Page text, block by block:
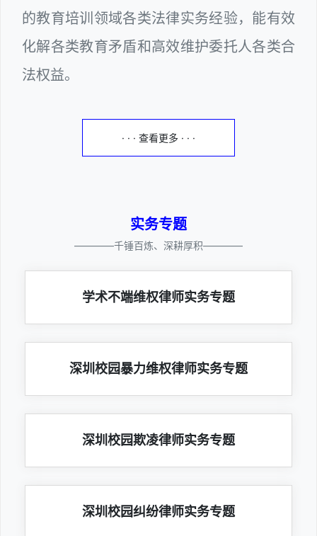
的教育培训领域各类法律实务经验，能有效
化解各类教育矛盾和高效维护委托人各类合
法权益。
· · · 查看更多 · · ·
实务专题
————千锤百炼、深耕厚积————
学术不端维权律师实务专题
深圳校园暴力维权律师实务专题
深圳校园欺凌律师实务专题
深圳校园纠纷律师实务专题